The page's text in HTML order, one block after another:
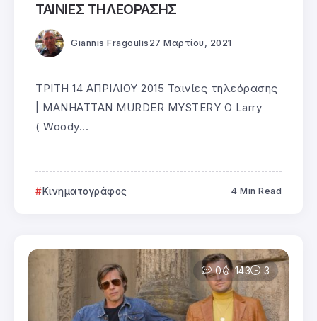
ΤΑΙΝΙΕΣ ΤΗΛΕΟΡΑΣΗΣ
Giannis Fragoulis 27 Μαρτίου, 2021
ΤΡΙΤΗ 14 ΑΠΡΙΛΙΟΥ 2015 Ταινίες τηλεόρασης
| MANHATTAN MURDER MYSTERY Ο Larry
( Woody...
Κινηματογράφος 4 Min Read
0 143 3